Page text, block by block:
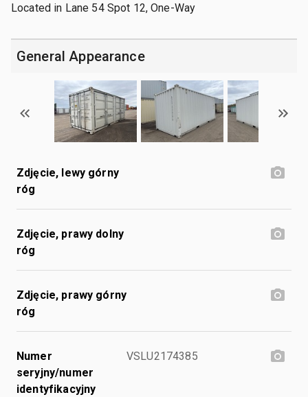
Located in Lane 54 Spot 12, One-Way
General Appearance
Zdjęcie, lewy górny
róg
Zdjęcie, prawy dolny
róg
Zdjęcie, prawy górny
róg
Numer
seryjny/numer
identyfikacyjny
VSLU2174385